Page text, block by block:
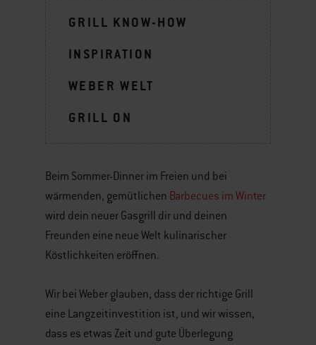
GRILL KNOW-HOW
INSPIRATION
WEBER WELT
GRILL ON
Beim Sommer-Dinner im Freien und bei
wärmenden, gemütlichen Barbecues im Winter
wird dein neuer Gasgrill dir und deinen
Freunden eine neue Welt kulinarischer
Köstlichkeiten eröffnen.
Wir bei Weber glauben, dass der richtige Grill
eine Langzeitinvestition ist, und wir wissen,
dass es etwas Zeit und gute Überlegung